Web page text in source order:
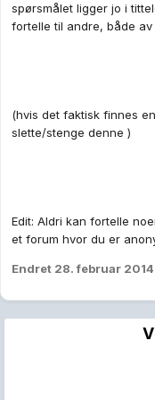
spørsmålet ligger jo i
fortelle til andre, både
(hvis det faktisk finnes
slette/stenge denne )
Edit: Aldri kan fortelle
et forum hvor du er
Endret 28. februar 2014